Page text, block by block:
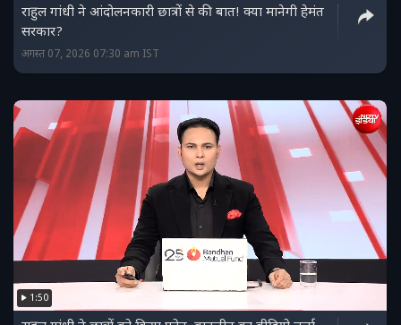
राहुल गांधी ने आंदोलनकारी छात्रों से की बात! क्या मानेगी हेमंत
सरकार?
अगस्त 07, 2026 07:30 am IST
1:50